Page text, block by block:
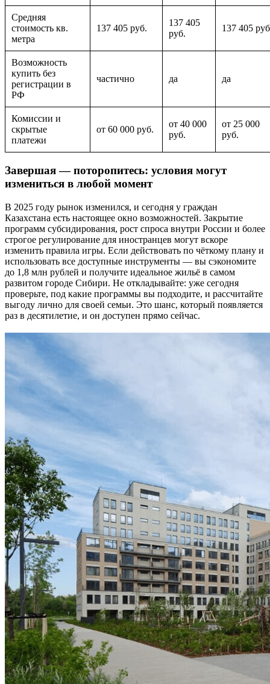
Средняя
стоимость кв.
метра
137 405 руб.
137 405
руб.
137 405
Возможность
купить без
регистрации в
РФ
частично да да
Комиссии и
скрытые
платежи
от 60 000 руб.
от 40 000
руб.
от 25 000
руб.
Завершая — поторопитесь: условия могут
измениться в любой момент
В 2025 году рынок изменился, и сегодня у граждан
Казахстана есть настоящее окно возможностей. Закрытие
программ субсидирования, рост спроса внутри России и более
строгое регулирование для иностранцев могут вскоре
изменить правила игры. Если действовать по чёткому плану и
использовать все доступные инструменты — вы сэкономите
до 1,8 млн рублей и получите идеальное жильё в самом
развитом городе Сибири. Не откладывайте: уже сегодня
проверьте, под какие программы вы подходите, и рассчитайте
выгоду лично для своей семьи. Это шанс, который появляется
раз в десятилетие, и он доступен прямо сейчас.